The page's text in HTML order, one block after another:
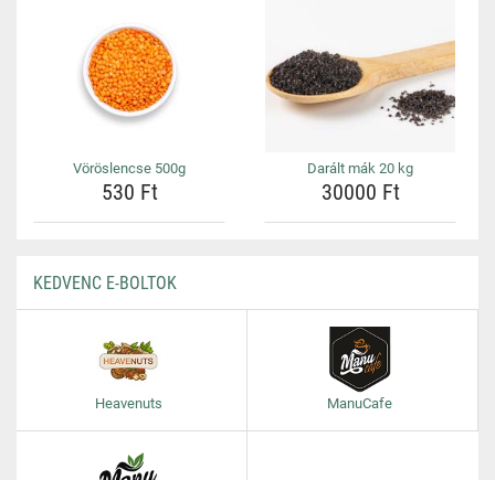
Vöröslencse 500g
530 Ft
Darált mák 20 kg
30000 Ft
KEDVENC E-BOLTOK
Heavenuts ManuCafe